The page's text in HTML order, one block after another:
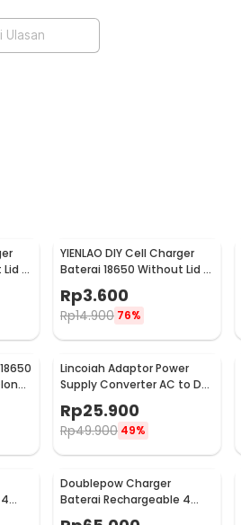
Ulasan
1
YIENLAO DIY Cell Charger
Baterai 18650 Without Lid 2
Cell - BC-001/2
Rp3.600
Rp14.900 76%
Lincoiah Adaptor Power
Supply Converter AC to DC
Rp25.900
Rp49.900 49%
Doublepow Charger
Baterai Rechargeable 4
Slot AA AAA with AAA 4 PCS